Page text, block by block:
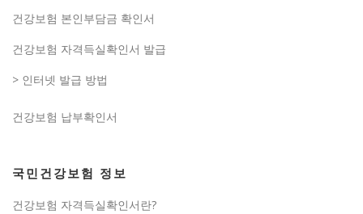
건강보험 본인부담금 확인서
건강보험 자격득실확인서 발급
> 인터넷 발급 방법
건강보험 납부확인서
국민건강보험 정보
건강보험 자격득실확인서란?